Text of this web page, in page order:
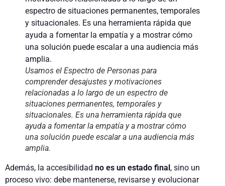
Usamos el Espectro de Personas para
comprender desajustes y motivaciones
relacionadas a lo largo de un espectro de
situaciones permanentes, temporales y
situacionales. Es una herramienta rápida que
ayuda a fomentar la empatía y a mostrar cómo
una solución puede escalar a una audiencia más
amplia.
Además, la accesibilidad no es un estado final, sino un
proceso vivo: debe mantenerse, revisarse y evolucionar